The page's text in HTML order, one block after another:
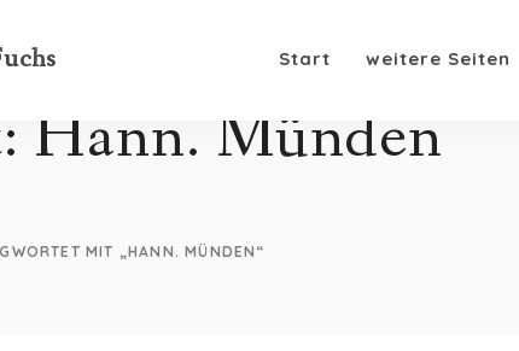
Start weitere Seiten
Hann. Münden
MIT „HANN. MÜNDEN“